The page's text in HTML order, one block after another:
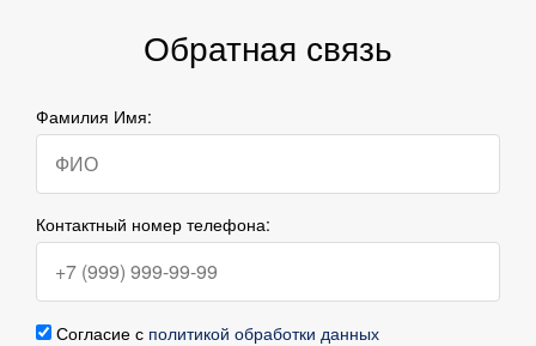
Обратная связь
Фамилия Имя:
Контактный номер телефона:
Согласие с политикой обработки данных